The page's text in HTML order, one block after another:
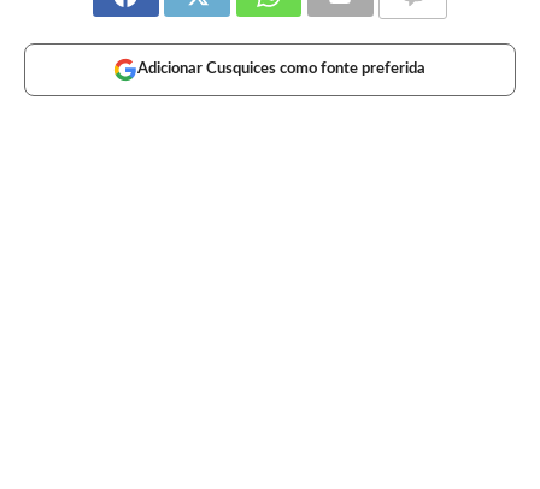
Adicionar Cusquices como fonte preferida